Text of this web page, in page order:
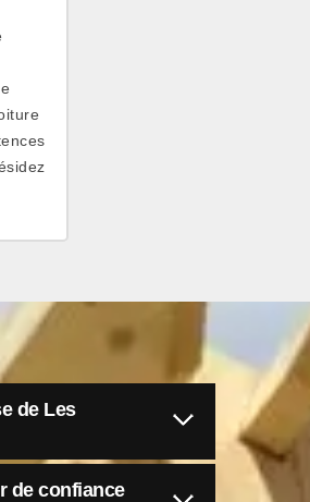
de Les
de confiance